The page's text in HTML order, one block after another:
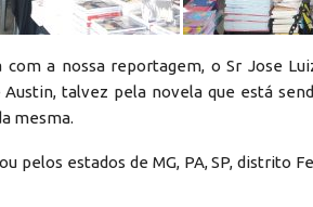
com a nossa reportagem, o Sr Jose
talvez pela novela que está
mesma.
pelos estados de MG, PA, SP, distrito